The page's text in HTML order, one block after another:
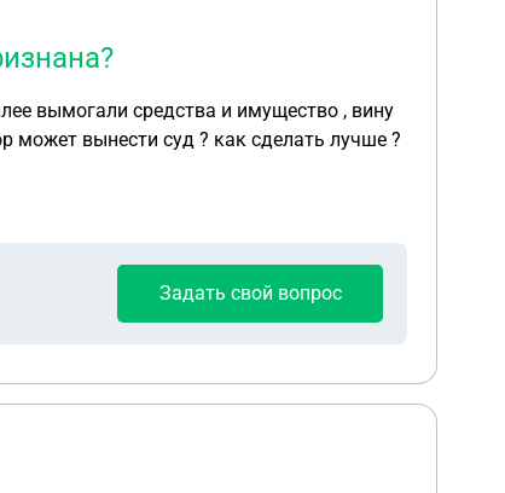
может вынести суд ? как сделать лучше ?
Задать свой вопрос